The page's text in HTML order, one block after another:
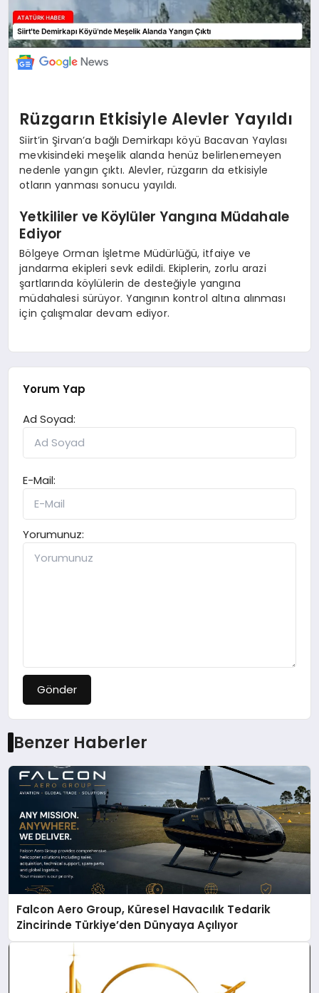
Rüzgarın Etkisiyle Alevler Yayıldı
Siirt’in Şirvan’a bağlı Demirkapı köyü Bacavan Yaylası
mevkisindeki meşelik alanda henüz belirlenemeyen
nedenle yangın çıktı. Alevler, rüzgarın da etkisiyle
otların yanması sonucu yayıldı.
Yetkililer ve Köylüler Yangına Müdahale
Ediyor
Bölgeye Orman İşletme Müdürlüğü, itfaiye ve
jandarma ekipleri sevk edildi. Ekiplerin, zorlu arazi
şartlarında köylülerin de desteğiyle yangına
müdahalesi sürüyor. Yangının kontrol altına alınması
için çalışmalar devam ediyor.
Yorum Yap
Ad Soyad:
E-Mail:
Yorumunuz:
Gönder
Benzer Haberler
Falcon Aero Group, Küresel Havacılık Tedarik
Zincirinde Türkiye’den Dünyaya Açılıyor